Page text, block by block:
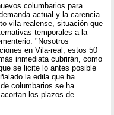
columbarios para
actual y la carencia
vila-realense, situación que
temporales a la
"Nosotros
en Vila-real, estos 50
inmediata cubrirán, como
se licite lo antes posible
la edila que ha
columbarios se ha
los plazos de